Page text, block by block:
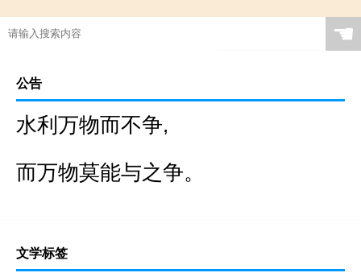
☚
公告
水利万物而不争,
而万物莫能与之争。
文学标签